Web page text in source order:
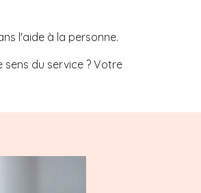
l'aide à la personne.
du service ? Votre